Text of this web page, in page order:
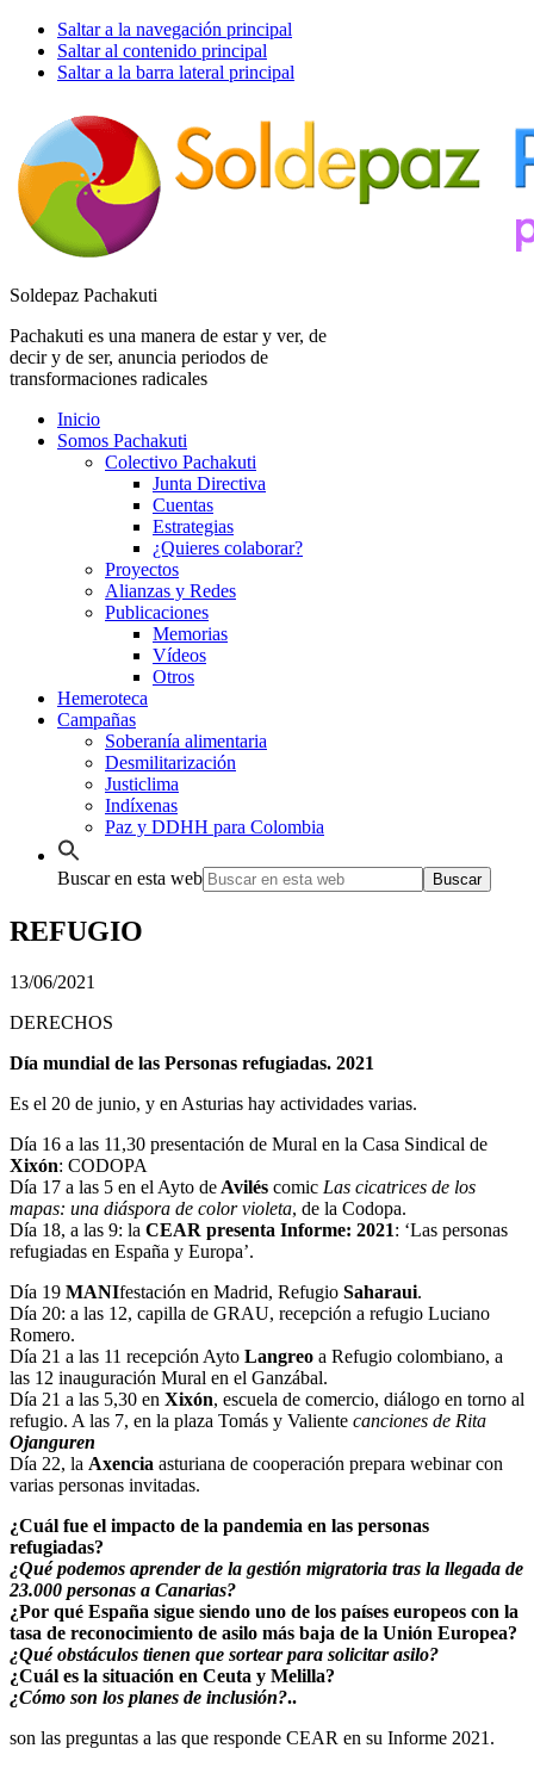
Saltar a la navegación principal
Saltar al contenido principal
Saltar a la barra lateral principal
Soldepaz Pachakuti
Pachakuti es una manera de estar y ver, de
decir y de ser, anuncia periodos de
transformaciones radicales
Inicio
Somos Pachakuti
Colectivo Pachakuti
Junta Directiva
Cuentas
Estrategias
¿Quieres colaborar?
Proyectos
Alianzas y Redes
Publicaciones
Memorias
Vídeos
Otros
Hemeroteca
Campañas
Soberanía alimentaria
Desmilitarización
Justiclima
Indíxenas
Paz y DDHH para Colombia
Buscar en esta web
REFUGIO
13/06/2021
DERECHOS
Día mundial de las Personas refugiadas. 2021
Es el 20 de junio, y en Asturias hay actividades varias.
Día 16 a las 11,30 presentación de Mural en la Casa Sindical de
Xixón: CODOPA
Día 17 a las 5 en el Ayto de Avilés comic Las cicatrices de los
mapas: una diáspora de color violeta, de la Codopa.
Día 18, a las 9: la CEAR presenta Informe: 2021: ‘Las personas
refugiadas en España y Europa’.
Día 19 MANIfestación en Madrid, Refugio Saharaui.
Día 20: a las 12, capilla de GRAU, recepción a refugio Luciano
Romero.
Día 21 a las 11 recepción Ayto Langreo a Refugio colombiano, a
las 12 inauguración Mural en el Ganzábal.
Día 21 a las 5,30 en Xixón, escuela de comercio, diálogo en torno al
refugio. A las 7, en la plaza Tomás y Valiente canciones de Rita
Ojanguren
Día 22, la Axencia asturiana de cooperación prepara webinar con
varias personas invitadas.
¿Cuál fue el impacto de la pandemia en las personas
refugiadas?
¿Qué podemos aprender de la gestión migratoria tras la llegada de
23.000 personas a Canarias?
¿Por qué España sigue siendo uno de los países europeos con la
tasa de reconocimiento de asilo más baja de la Unión Europea?
¿Qué obstáculos tienen que sortear para solicitar asilo?
¿Cuál es la situación en Ceuta y Melilla?
¿Cómo son los planes de inclusión?..
son las preguntas a las que responde CEAR en su Informe 2021.